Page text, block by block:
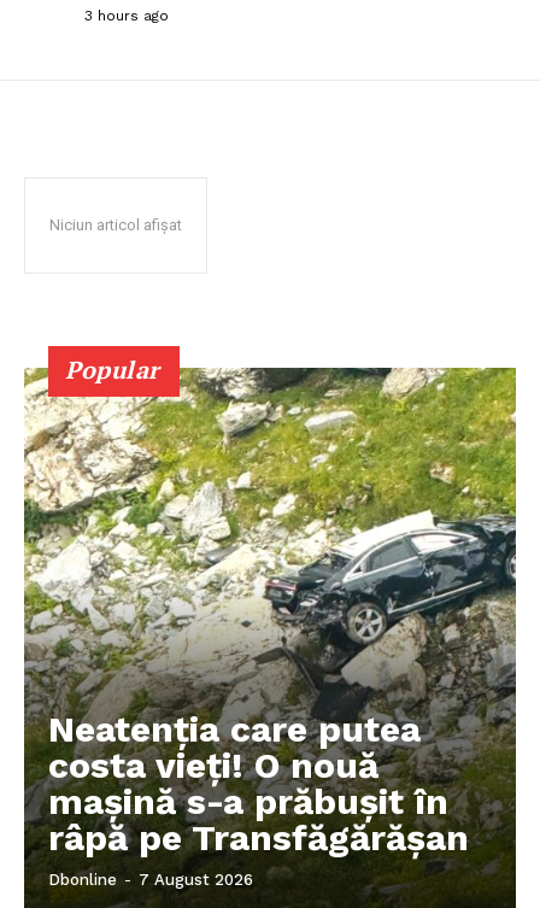
3 hours ago
Niciun articol afișat
Popular
Neatenția care putea
costa vieți! O nouă
mașină s-a prăbușit în
râpă pe Transfăgărășan
Dbonline - 7 August 2026